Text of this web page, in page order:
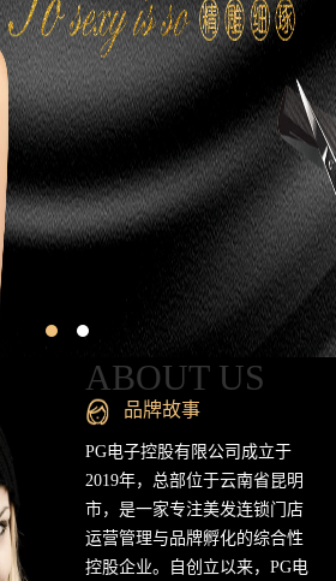
ABOUT US
品牌故事
PG电子控股有限公司成立于
2019年，总部位于云南省昆明
市，是一家专注美发连锁门店
运营管理与品牌孵化的综合性
控股企业。自创立以来，PG电